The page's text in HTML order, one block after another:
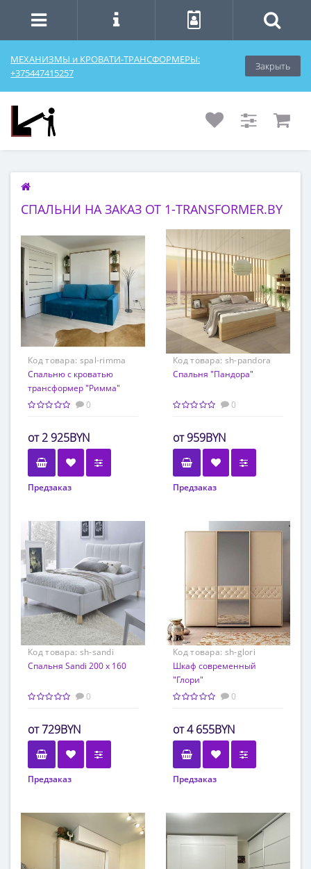
МЕХАНИЗМЫ и КРОВАТИ-ТРАНСФОРМЕРЫ:
+375447415257
Закрыть
СПАЛЬНИ НА ЗАКАЗ ОТ 1-TRANSFORMER.BY
Код товара: spal-rimma
Спальню с кроватью
трансформер "Римма"
0
2 925BYN
Предзаказ
Код товара: sh-pandora
Спальня "Пандора"
0
959BYN
Предзаказ
Код товара: sh-sandi
Спальня Sandi 200 x 160
0
729BYN
Предзаказ
Код товара: sh-glori
Шкаф современный
"Глори"
0
4 655BYN
Предзаказ